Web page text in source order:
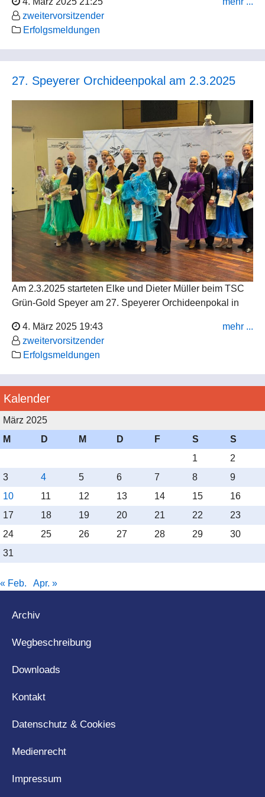
zweitervorsitzender
Erfolgsmeldungen
27. Speyerer Orchideenpokal am 2.3.2025
Am 2.3.2025 starteten Elke und Dieter Müller beim TSC
Grün-Gold Speyer am 27. Speyerer Orchideenpokal in
erreichten sie einen sehr guten 3. Platz.
Wir gratulieren zu diesem Erfolg.
4. März 2025 19:43
zweitervorsitzender
Erfolgsmeldungen
mehr ...
Kalender
März 2025
M
D M D F S
S
1
2
3
4 5 6 7 8
9
10
11 12 13 14 15
16
17
18 19 20 21 22
23
24
25 26 27 28 29
30
31
« Feb. Apr. »
Archiv
Wegbeschreibung
Downloads
Kontakt
Datenschutz & Cookies
Medienrecht
Impressum